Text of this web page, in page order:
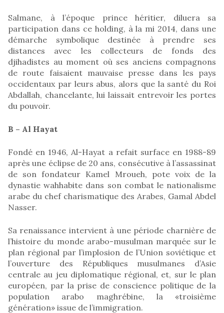
Salmane, à l’époque prince héritier, diluera sa
participation dans ce holding, à la mi 2014, dans une
démarche symbolique destinée à prendre ses
distances avec les collecteurs de fonds des
djihadistes au moment où ses anciens compagnons
de route faisaient mauvaise presse dans les pays
occidentaux par leurs abus, alors que la santé du Roi
Abdallah, chancelante, lui laissait entrevoir les portes
du pouvoir.
B – Al Hayat
Fondé en 1946, Al-Hayat a refait surface en 1988-89
après une éclipse de 20 ans, consécutive à l’assassinat
de son fondateur Kamel Mroueh, pote voix de la
dynastie wahhabite dans son combat le nationalisme
arabe du chef charismatique des Arabes, Gamal Abdel
Nasser.
Sa renaissance intervient à une période charnière de
l’histoire du monde arabo-musulman marquée sur le
plan régional par l’implosion de l’Union soviétique et
l’ouverture des Républiques musulmanes d’Asie
centrale au jeu diplomatique régional, et, sur le plan
européen, par la prise de conscience politique de la
population arabo maghrébine, la «troisième
génération» issue de l’immigration.